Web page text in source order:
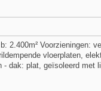
2.400m² Voorzieningen:
vloerplaten,
- dak: plat, geïsoleerd met